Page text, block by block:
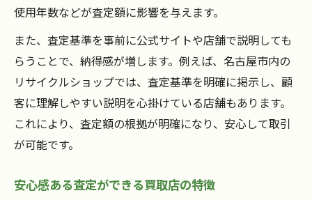
使用年数などが査定額に影響を与えます。
また、査定基準を事前に公式サイトや店舗で説明しても
らうことで、納得感が増します。例えば、名古屋市内の
リサイクルショップでは、査定基準を明確に掲示し、顧
客に理解しやすい説明を心掛けている店舗もあります。
これにより、査定額の根拠が明確になり、安心して取引
が可能です。
安心感ある査定ができる買取店の特徴